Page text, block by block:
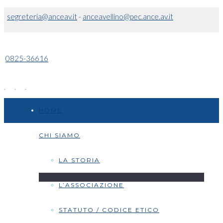
segreteria@anceav.it- anceavellino@pec.ance.av.it
0825-36616
CHI SIAMO
LA STORIA
L’ASSOCIAZIONE
STATUTO / CODICE ETICO